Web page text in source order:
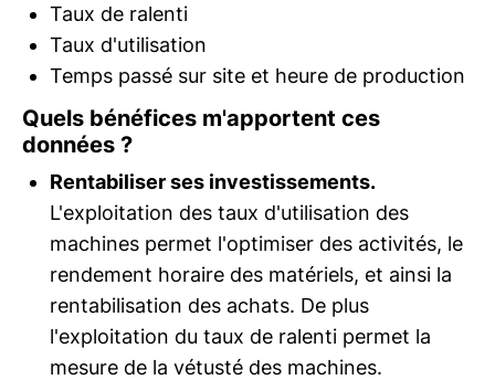
Taux de ralenti
Taux d'utilisation
Temps passé sur site et heure de production
Quels bénéfices m'apportent ces
données ?
Rentabiliser ses investissements.
L'exploitation des taux d'utilisation des
machines permet l'optimiser des activités, le
rendement horaire des matériels, et ainsi la
rentabilisation des achats. De plus
l'exploitation du taux de ralenti permet la
mesure de la vétusté des machines.